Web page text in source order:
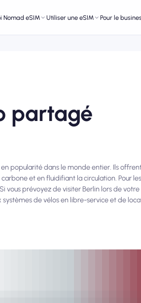
Nomad eSIM Utiliser une eSIM Pour le
partagé
popularité dans le monde entier. Ils
et en fluidifiant la circulation. Pour
prévoyez de visiter Berlin lors de
de vélos en libre-service et de